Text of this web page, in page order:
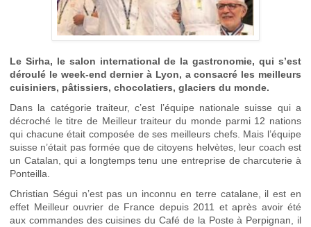
Le Sirha, le salon international de la gastronomie, qui s’est
déroulé le week-end dernier à Lyon, a consacré les meilleurs
cuisiniers, pâtissiers, chocolatiers, glaciers du monde.
Dans la catégorie traiteur, c’est l’équipe nationale suisse qui a
décroché le titre de Meilleur traiteur du monde parmi 12 nations
qui chacune était composée de ses meilleurs chefs. Mais l’équipe
suisse n’était pas formée que de citoyens helvètes, leur coach est
un Catalan, qui a longtemps tenu une entreprise de charcuterie à
Ponteilla.
Christian Ségui n’est pas un inconnu en terre catalane, il est en
effet Meilleur ouvrier de France depuis 2011 et après avoir été
aux commandes des cuisines du Café de la Poste à Perpignan, il